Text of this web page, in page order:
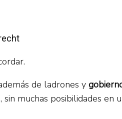
de ladrones y
muchas posibilidades en